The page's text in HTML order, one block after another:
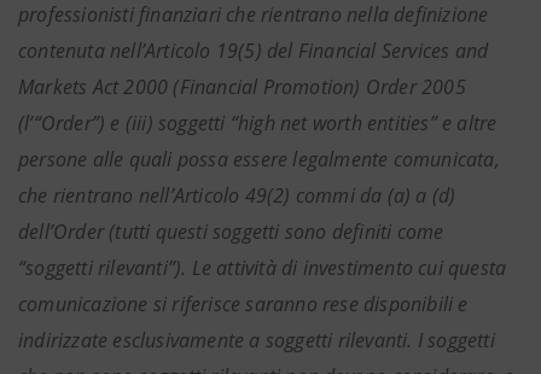
professionisti finanziari che rientrano nella definizione
contenuta nell’Articolo 19(5) del Financial Services and
Markets Act 2000 (Financial Promotion) Order 2005
(l’“Order”) e (iii) soggetti “high net worth entities” e altre
persone alle quali possa essere legalmente comunicata,
che rientrano nell’Articolo 49(2) commi da (a) a (d)
dell’Order (tutti questi soggetti sono definiti come
“soggetti rilevanti”). Le attività di investimento cui questa
comunicazione si riferisce saranno rese disponibili e
indirizzate esclusivamente a soggetti rilevanti. I soggetti